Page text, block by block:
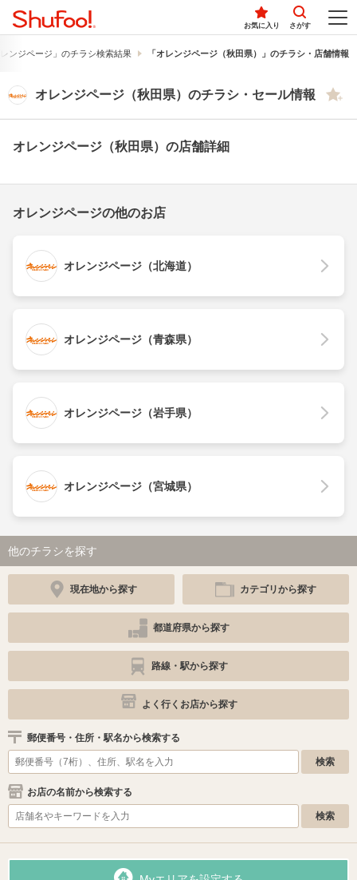
お気に入り さがす
ンジページ」のチラシ検索結果 「オレンジページ（秋田県）」のチラシ・店舗情報
オレンジページ（秋田県）のチラシ・セール情報
オレンジページ（秋田県）の店舗詳細
オレンジページの他のお店
オレンジページ（北海道）
オレンジページ（青森県）
オレンジページ（岩手県）
オレンジページ（宮城県）
他のチラシを探す
現在地から探す カテゴリから探す
都道府県から探す
路線・駅から探す
よく行くお店から探す
郵便番号・住所・駅名から検索する
お店の名前から検索する